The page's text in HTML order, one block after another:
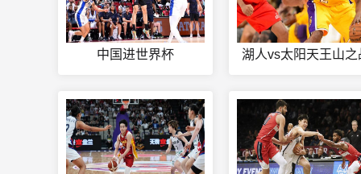
中国进世界杯 湖人vs太阳天王山之